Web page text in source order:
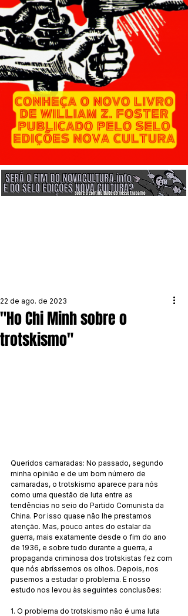
"Ho Chi Minh sobre o
trotskismo"
22 de ago. de 2023
Queridos camaradas: No passado, segundo
minha opinião e de um bom número de
camaradas, o trotskismo aparece para nós
como uma questão de luta entre as
tendências no seio do Partido Comunista da
China. Por isso quase não lhe prestamos
atenção. Mas, pouco antes do estalar da
guerra, mais exatamente desde o fim do ano
de 1936, e sobre tudo durante a guerra, a
propaganda criminosa dos trotskistas fez com
que nós abríssemos os olhos. Depois, nos
pusemos a estudar o problema. E nosso
estudo nos levou às seguintes conclusões:
1. O problema do trotskismo não é uma luta